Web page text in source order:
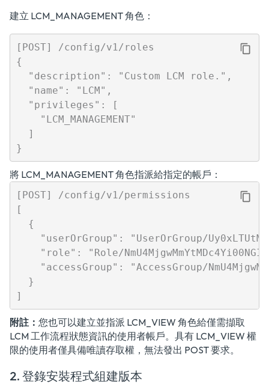
建立 LCM_MANAGEMENT 角色：
[POST] /config/v1/roles
{
  "description": "Custom LCM role.",
  "name": "LCM",
  "privileges": [
    "LCM_MANAGEMENT"
  ]
將 LCM_MANAGEMENT 角色指派給指定的帳戶：
[POST] /config/v1/permissions
[
  {
"userOrGroup": "UserOrGroup/
"role": "Role/
"accessGroup": "AccessGroup/
  }
附註： 您也可以建立並指派 LCM_VIEW 角色給僅需擷取
LCM 工作流程狀態資訊的使用者帳戶。具有 LCM_VIEW 權
限的使用者僅具備唯讀存取權，無法發出 POST 要求。
2. 登錄安裝程式組建版本